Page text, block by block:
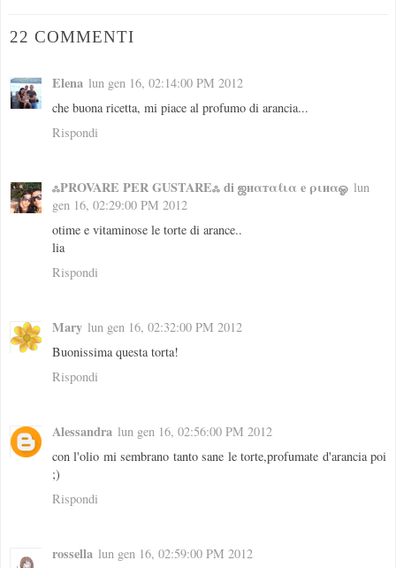
22 COMMENTI
Elena lun gen 16, 02:14:00 PM 2012
che buona ricetta, mi piace al profumo di arancia...
Rispondi
ஃPROVARE PER GUSTAREஃ di ஜиαтαℓια e ριиαஓ lun
gen 16, 02:29:00 PM 2012
otime e vitaminose le torte di arance..
lia
Rispondi
Mary lun gen 16, 02:32:00 PM 2012
Buonissima questa torta!
Rispondi
Alessandra lun gen 16, 02:56:00 PM 2012
con l'olio mi sembrano tanto sane le torte,profumate d'arancia poi
;)
Rispondi
rossella lun gen 16, 02:59:00 PM 2012